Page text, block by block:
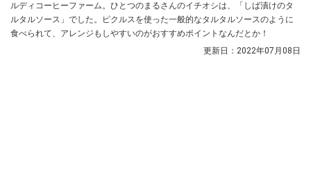
ルディコーヒーファーム。ひとつのまるさんのイチオシは、「しば漬けのタ
ルタルソース」でした。ピクルスを使った一般的なタルタルソースのように
食べられて、アレンジもしやすいのがおすすめポイントなんだとか！
更新日： 2022年07月08日